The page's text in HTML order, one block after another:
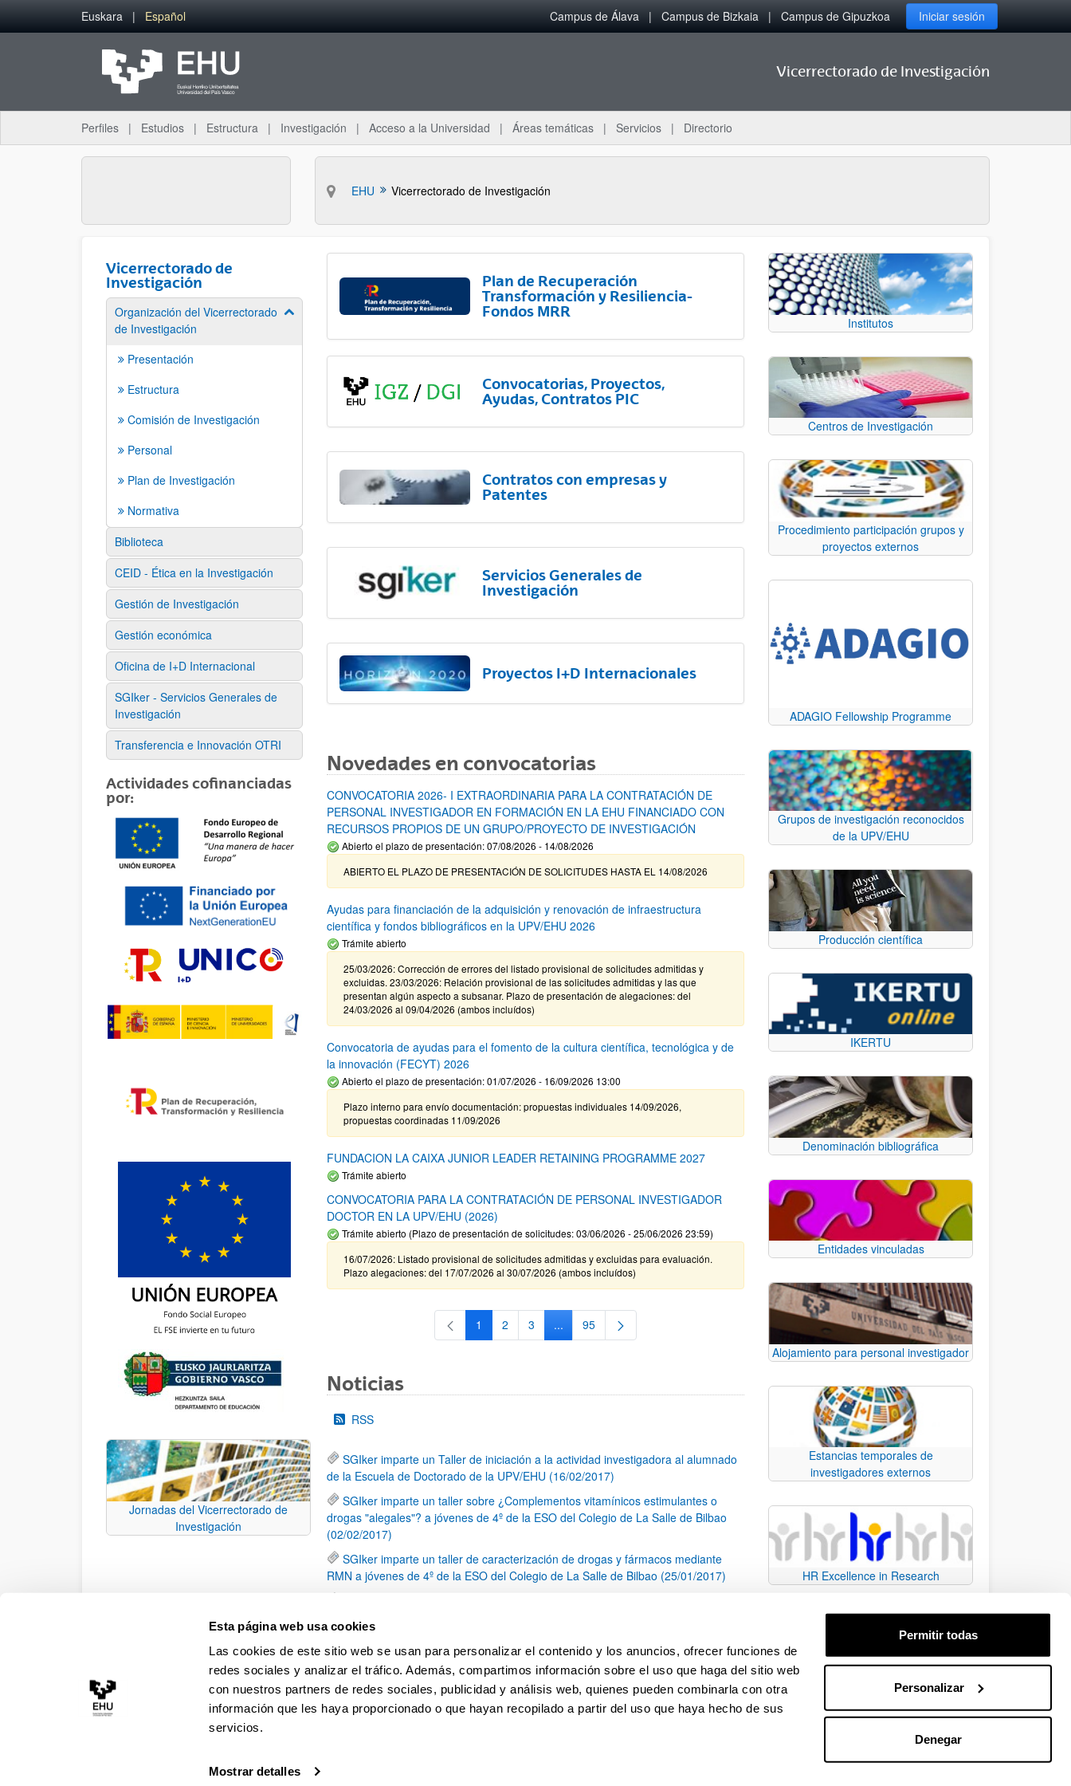
Esta página web usa cookies
Las cookies de este sitio web se usan para personalizar el contenido y los anuncios, ofrecer funciones de
redes sociales y analizar el tráfico. Además, compartimos información sobre el uso que haga del sitio web
con nuestros partners de redes sociales, publicidad y análisis web, quienes pueden combinarla con otra
información que les haya proporcionado o que hayan recopilado a partir del uso que haya hecho de sus
servicios.
Mostrar detalles
Permitir todas
Personalizar
Denegar
Saltar al contenido principal
Euskara Español Campus de Álava Campus de Bizkaia Campus de Gipuzkoa Iniciar sesión
Vicerrectorado de Investigación
Perfiles Estudios Estructura Investigación Acceso a la Universidad Áreas temáticas Servicios Directorio
EHU Vicerrectorado de Investigación
Vicerrectorado de
Investigación
Organización del Vicerrectorado
de Investigación
Mostrar/ocultar subpáginas
Presentación
Estructura
Comisión de Investigación
Personal
Plan de Investigación
Normativa
Biblioteca
CEID - Ética en la Investigación
Gestión de Investigación
Gestión económica
Oficina de I+D Internacional
SGIker - Servicios Generales de
Investigación
Transferencia e Innovación OTRI
Actividades cofinanciadas
por:
Jornadas del Vicerrectorado de
Investigación
Plan de Recuperación
Transformación y Resiliencia-
Fondos MRR
Convocatorias, Proyectos,
Ayudas, Contratos PIC
Contratos con empresas y
Patentes
Servicios Generales de
Investigación
Proyectos I+D Internacionales
Novedades en convocatorias
CONVOCATORIA 2026- I EXTRAORDINARIA PARA LA CONTRATACIÓN DE
PERSONAL INVESTIGADOR EN FORMACIÓN EN LA EHU FINANCIADO CON
RECURSOS PROPIOS DE UN GRUPO/PROYECTO DE INVESTIGACIÓN
Abierto el plazo de presentación: 07/08/2026 - 14/08/2026
ABIERTO EL PLAZO DE PRESENTACIÓN DE SOLICITUDES HASTA EL 14/08/2026
Ayudas para financiación de la adquisición y renovación de infraestructura
científica y fondos bibliográficos en la UPV/EHU 2026
Trámite abierto
25/03/2026: Corrección de errores del listado provisional de solicitudes admitidas y
excluidas. 23/03/2026: Relación provisional de las solicitudes admitidas y las que
presentan algún aspecto a subsanar. Plazo de presentación de alegaciones: del
24/03/2026 al 09/04/2026 (ambos incluídos)
Convocatoria de ayudas para el fomento de la cultura científica, tecnológica y de
la innovación (FECYT) 2026
Abierto el plazo de presentación: 01/07/2026 - 16/09/2026 13:00
Plazo interno para envío documentación: propuestas individuales 14/09/2026,
propuestas coordinadas 11/09/2026
FUNDACION LA CAIXA JUNIOR LEADER RETAINING PROGRAMME 2027
Trámite abierto
CONVOCATORIA PARA LA CONTRATACIÓN DE PERSONAL INVESTIGADOR
DOCTOR EN LA UPV/EHU (2026)
Trámite abierto (Plazo de presentación de solicitudes: 03/06/2026 - 25/06/2026 23:59)
16/07/2026: Listado provisional de solicitudes admitidas y excluidas para evaluación.
Plazo alegaciones: del 17/07/2026 al 30/07/2026 (ambos incluídos)
Página
1 Página
2 Página
3 ...Páginas intermedias Use TAB para desplazarse.
Página
95
Noticias
RSS
SGIker imparte un Taller de iniciación a la actividad investigadora al alumnado
de la Escuela de Doctorado de la UPV/EHU (16/02/2017)
SGIker imparte un taller sobre ¿Complementos vitamínicos estimulantes o
drogas "alegales"? a jóvenes de 4º de la ESO del Colegio de La Salle de Bilbao
(02/02/2017)
SGIker imparte un taller de caracterización de drogas y fármacos mediante
RMN a jóvenes de 4º de la ESO del Colegio de La Salle de Bilbao (25/01/2017)
eliminación de diversos contaminantes con el apoyo del SCAB (23/12/2016)
Página
1 ...Páginas intermedias Use TAB para desplazarse.
Página
19 Página
20 Página
21 ...Páginas intermedias Use TAB para desplazarse.
Página
79
Institutos
Centros de Investigación
Procedimiento participación grupos y
proyectos externos
ADAGIO Fellowship Programme
Grupos de investigación reconocidos
de la UPV/EHU
Producción científica
IKERTU
Denominación bibliográfica
Entidades vinculadas
Alojamiento para personal investigador
Estancias temporales de
investigadores externos
HR Excellence in Research